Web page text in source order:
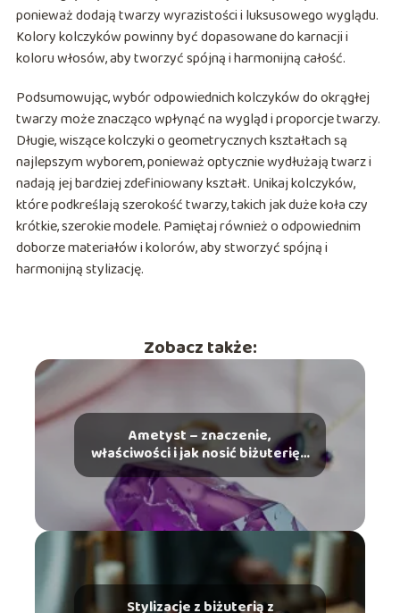
ponieważ dodają twarzy wyrazistości i luksusowego wyglądu.
Kolory kolczyków powinny być dopasowane do karnacji i
koloru włosów, aby tworzyć spójną i harmonijną całość.
Podsumowując, wybór odpowiednich kolczyków do okrągłej
twarzy może znacząco wpłynąć na wygląd i proporcje twarzy.
Długie, wiszące kolczyki o geometrycznych kształtach są
najlepszym wyborem, ponieważ optycznie wydłużają twarz i
nadają jej bardziej zdefiniowany kształt. Unikaj kolczyków,
które podkreślają szerokość twarzy, takich jak duże koła czy
krótkie, szerokie modele. Pamiętaj również o odpowiednim
doborze materiałów i kolorów, aby stworzyć spójną i
harmonijną stylizację.
Zobacz także:
Ametyst – znaczenie,
właściwości i jak nosić biżuterię z
tym kamieniem
Stylizacje z biżuterią z